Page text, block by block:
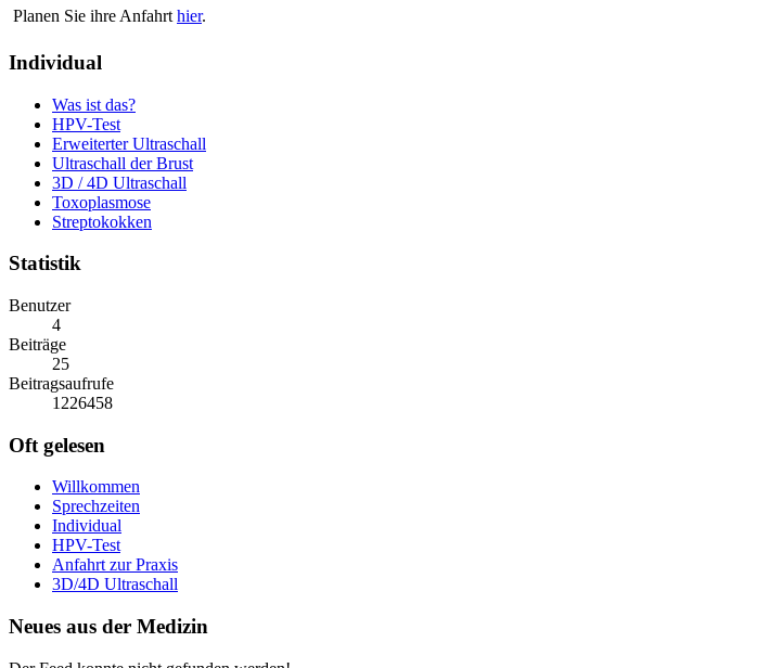
Planen Sie ihre Anfahrt hier.
Individual
Was ist das?
HPV-Test
Erweiterter Ultraschall
Ultraschall der Brust
3D / 4D Ultraschall
Toxoplasmose
Streptokokken
Statistik
Benutzer
4
Beiträge
25
Beitragsaufrufe
1226458
Oft gelesen
Willkommen
Sprechzeiten
Individual
HPV-Test
Anfahrt zur Praxis
3D/4D Ultraschall
Neues aus der Medizin